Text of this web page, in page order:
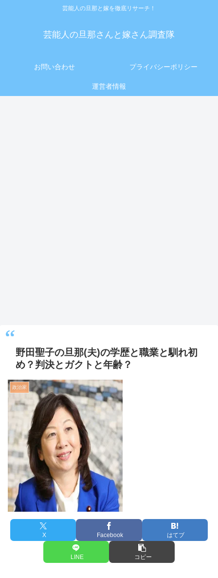
芸能人の旦那と嫁を徹底リサーチ！
芸能人の旦那さんと嫁さん調査隊
お問い合わせ プライバシーポリシー
運営者情報
野田聖子の旦那(夫)の学歴と職業と馴れ初
め？判決とガクトと年齢？
政治家
X Facebook はてブ
LINE コピー